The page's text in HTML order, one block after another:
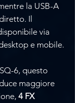
la USB-A
Il
via
e mobile.
6, questo
maggiore
4 FX